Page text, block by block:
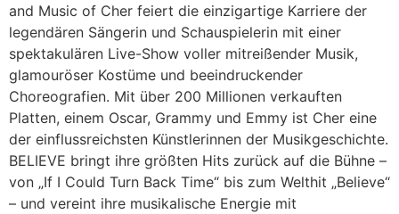
and Music of Cher feiert die einzigartige Karriere der
legendären Sängerin und Schauspielerin mit einer
spektakulären Live-Show voller mitreißender Musik,
glamouröser Kostüme und beeindruckender
Choreografien. Mit über 200 Millionen verkauften
Platten, einem Oscar, Grammy und Emmy ist Cher eine
der einflussreichsten Künstlerinnen der Musikgeschichte.
BELIEVE bringt ihre größten Hits zurück auf die Bühne –
von „If I Could Turn Back Time“ bis zum Welthit „Believe“
– und vereint ihre musikalische Energie mit